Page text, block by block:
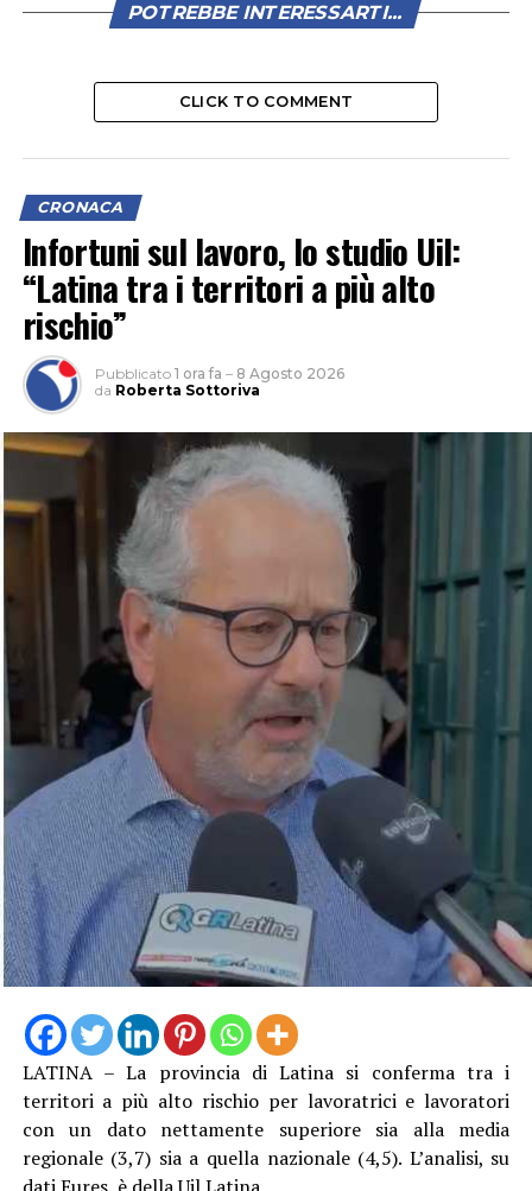
POTREBBE INTERESSARTI...
CLICK TO COMMENT
CRONACA
Infortuni sul lavoro, lo studio Uil:
“Latina tra i territori a più alto
rischio”
Pubblicato 1 ora fa – 8 Agosto 2026
da Roberta Sottoriva
LATINA – La provincia di Latina si conferma tra i
territori a più alto rischio per lavoratrici e lavoratori
con un dato nettamente superiore sia alla media
regionale (3,7) sia a quella nazionale (4,5). L’analisi, su